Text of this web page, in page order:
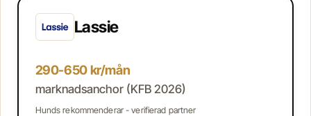
Lassie
290-650 kr/mån
marknadsanchor (KFB 2026)
Hunds rekommenderar - verifierad partner